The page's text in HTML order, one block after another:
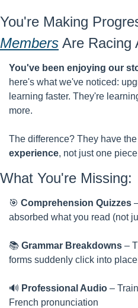
You're Making
Members Are Racing
You've been enjoying our
here's what we've noticed:
learning faster. They're
more.
The difference? They have the
experience, not just one
What You're Missing:
🎯 Comprehension Quizzes
absorbed what you read (not
📚 Grammar Breakdowns –
forms suddenly click into place
🔊 Professional Audio –
French pronunciation